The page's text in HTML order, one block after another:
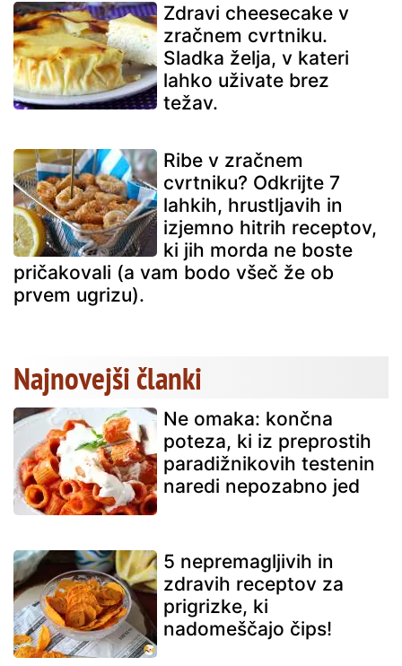
Zdravi cheesecake v
zračnem cvrtniku.
Sladka želja, v kateri
lahko uživate brez
težav.
Ribe v zračnem
cvrtniku? Odkrijte 7
lahkih, hrustljavih in
izjemno hitrih receptov,
ki jih morda ne boste
pričakovali (a vam bodo všeč že ob
prvem ugrizu).
Najnovejši članki
Ne omaka: končna
poteza, ki iz preprostih
paradižnikovih testenin
naredi nepozabno jed
5 nepremagljivih in
zdravih receptov za
prigrizke, ki
nadomeščajo čips!